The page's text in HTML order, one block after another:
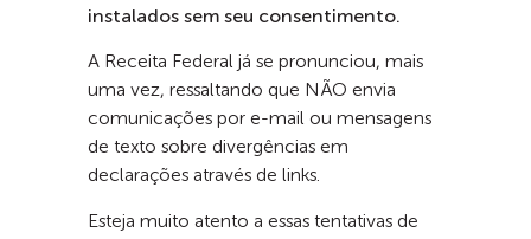
instalados sem seu consentimento.
A Receita Federal já se pronunciou, mais
uma vez, ressaltando que NÃO envia
comunicações por e-mail ou mensagens
de texto sobre divergências em
declarações através de links.
Esteja muito atento a essas tentativas de